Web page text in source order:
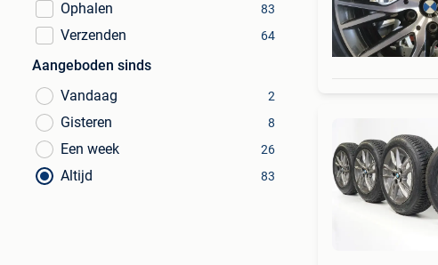
Ophalen
83
Verzenden 64
Aangeboden sinds
Vandaag
2
Gisteren 8
Een week 26
Altijd 83